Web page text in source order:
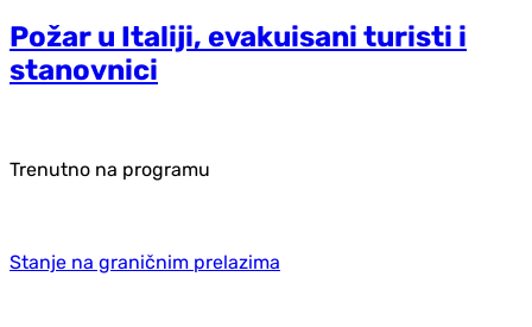
Požar u Italiji, evakuisani turisti i
stanovnici
Trenutno na programu
Stanje na graničnim prelazima